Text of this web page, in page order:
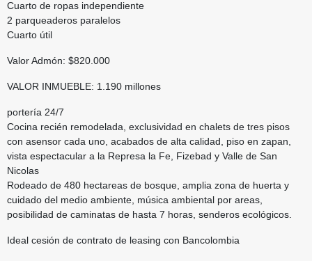
Cuarto de ropas independiente
2 parqueaderos paralelos
Cuarto útil
Valor Admón: $820.000
VALOR INMUEBLE: 1.190 millones
portería 24/7
Cocina recién remodelada, exclusividad en chalets de tres pisos
con asensor cada uno, acabados de alta calidad, piso en zapan,
vista espectacular a la Represa la Fe, Fizebad y Valle de San
Nicolas
Rodeado de 480 hectareas de bosque, amplia zona de huerta y
cuidado del medio ambiente, música ambiental por areas,
posibilidad de caminatas de hasta 7 horas, senderos ecológicos.
Ideal cesión de contrato de leasing con Bancolombia